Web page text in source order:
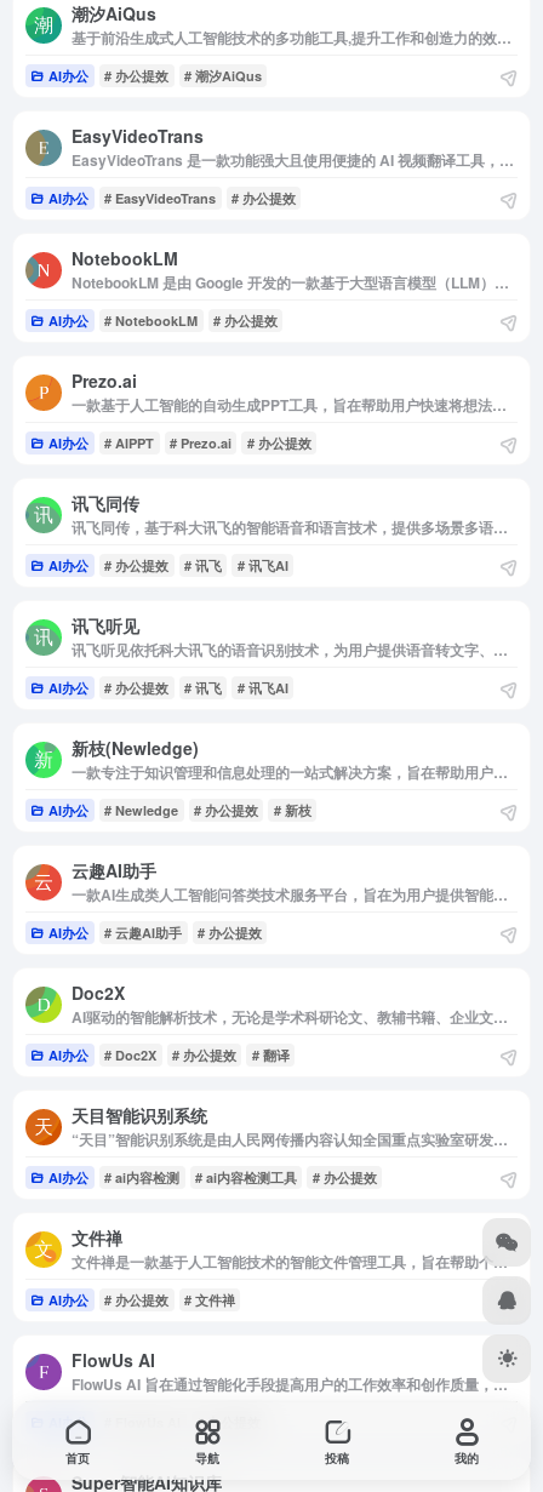
潮汐AiQus
基于前沿生成式人工智能技术的多功能工具,提升工作和创造力的效率。
AI办公 # 办公提效 # 潮汐AiQus
EasyVideoTrans
EasyVideoTrans 是一款功能强大且使用便捷的 AI 视频翻译工具，能够将英文视频快速转换为中文视频。
AI办公 # EasyVideoTrans # 办公提效
NotebookLM
NotebookLM 是由 Google 开发的一款基于大型语言模型（LLM）的 AI 笔记应用，旨在帮助用户高效地管理和处理信息。
AI办公 # NotebookLM # 办公提效
Prezo.ai
一款基于人工智能的自动生成PPT工具，旨在帮助用户快速将想法转化为精美的幻灯片，提升演示文稿的专业性和吸引力
AI办公 # AIPPT # Prezo.ai # 办公提效
讯飞同传
讯飞同传，基于科大讯飞的智能语音和语言技术，提供多场景多语种实时转写翻译、同声传译、直播字幕上屏和会议记录分享等一体化同传服务。
AI办公 # 办公提效 # 讯飞 # 讯飞AI
讯飞听见
讯飞听见依托科大讯飞的语音识别技术，为用户提供语音转文字、录音转文字等服务。把录音转成文字选讯飞听见，1小时音频最快5分钟出稿，高效安全。
AI办公 # 办公提效 # 讯飞 # 讯飞AI
新枝(Newledge)
一款专注于知识管理和信息处理的一站式解决方案，旨在帮助用户高效收集、整理和输出信息
AI办公 # Newledge # 办公提效 # 新枝
云趣AI助手
一款AI生成类人工智能问答类技术服务平台，旨在为用户提供智能问答、绘画与音乐创作、多端同步与自定义应用以及实用工具与帮助中心等服务。
AI办公 # 云趣AI助手 # 办公提效
Doc2X
AI驱动的智能解析技术，无论是学术科研论文、教辅书籍、企业文档、国家标准还是财报研报等都能精准识别PDF中的表格和公式，支持多语言PDF翻译与双语对照。
AI办公 # Doc2X # 办公提效 # 翻译
天目智能识别系统
“天目”智能识别系统是由人民网传播内容认知全国重点实验室研发的一款AI生成内容检测工具，旨在探索“用AI治理AI”的内容风控新模式。
AI办公 # ai内容检测 # ai内容检测工具 # 办公提效
文件禅
文件禅是一款基于人工智能技术的智能文件管理工具，旨在帮助个人和企业用户提高文件管理效率。
AI办公 # 办公提效 # 文件禅
FlowUs AI
FlowUs AI 旨在通过智能化手段提高用户的工作效率和创作质量，适用于多种场景，包括学术研究、商业文案、技术开发和日常办公等。
AI办公 # 办公提效
Super智能AI知识库
首页 导航 投稿 我的